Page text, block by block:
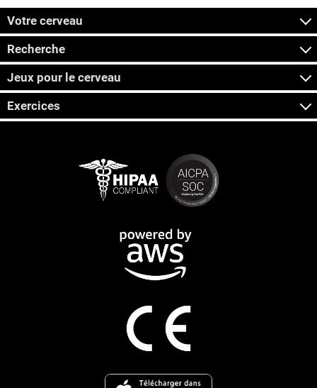
Votre cerveau
Recherche
Jeux pour le cerveau
Exercices